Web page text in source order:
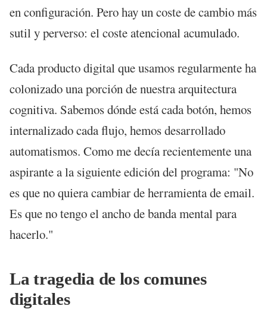
en configuración. Pero hay un coste de cambio más
sutil y perverso: el coste atencional acumulado.
Cada producto digital que usamos regularmente ha
colonizado una porción de nuestra arquitectura
cognitiva. Sabemos dónde está cada botón, hemos
internalizado cada flujo, hemos desarrollado
automatismos. Como me decía recientemente una
aspirante a la siguiente edición del programa: "No
es que no quiera cambiar de herramienta de email.
Es que no tengo el ancho de banda mental para
hacerlo."
La tragedia de los comunes
digitales